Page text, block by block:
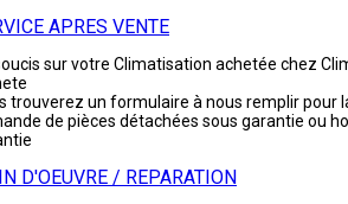
APRES VENTE
sur votre Climatisation achetée chez
trouverez un formulaire à nous remplir pour
de pièces détachées sous garantie ou
D'OEUVRE / REPARATION